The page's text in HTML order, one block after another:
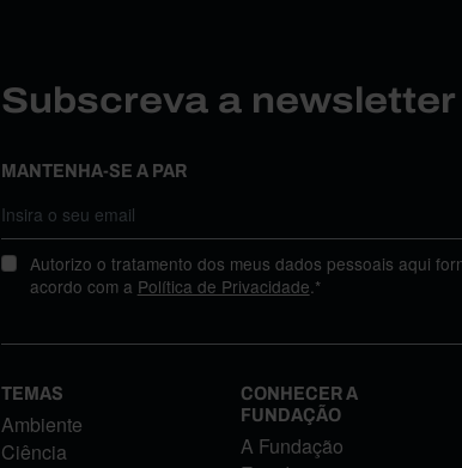
Subscreva a
MANTENHA-SE A PAR
Autorizo o tratamento dos meus dados pessoais aqui
acordo com a Política de Privacidade.*
TEMAS
Ambiente
Ciência
CONHECER A
FUNDAÇÃO
A Fundação